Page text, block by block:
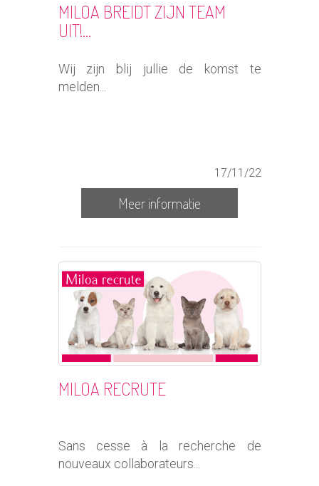
MILOA BREIDT ZIJN TEAM
UIT!...
Wij zijn blij jullie de komst te
melden...
17/11/22
Meer informatie
MILOA RECRUTE
Sans cesse à la recherche de
nouveaux collaborateurs...